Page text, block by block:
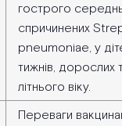
гострого
спричинених
pneumoniae, у
тижнів, дорослих
літнього віку.
Переваги